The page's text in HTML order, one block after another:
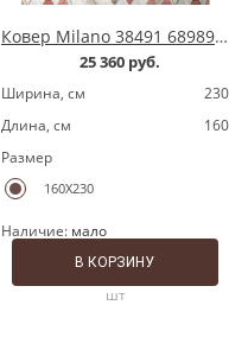
Ковер Milano 38491 689891 grey/pink
25 360 руб.
Ширина, cм
230
Длина, cм
160
Размер
160X230
Наличие: мало
шт
В КОРЗИНУ